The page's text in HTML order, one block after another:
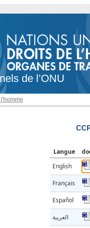
de l’ONU
Langue
English
Français
Español
العربية